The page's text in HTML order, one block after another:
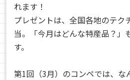
れます！
プレゼントは、全国各地のテク
当。「今月はどんな特産品？」
す。
第1回（3月）のコンペでは、な